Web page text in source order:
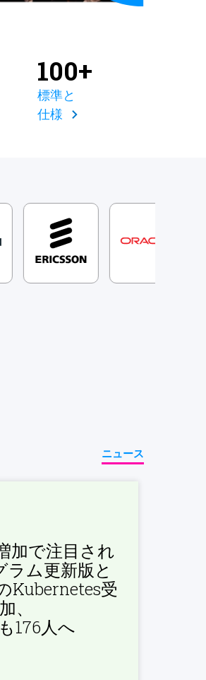
100+
標準と
仕様
ニュース
加で注目され
ラム更新版と
Kubernetes受
、
176人へ